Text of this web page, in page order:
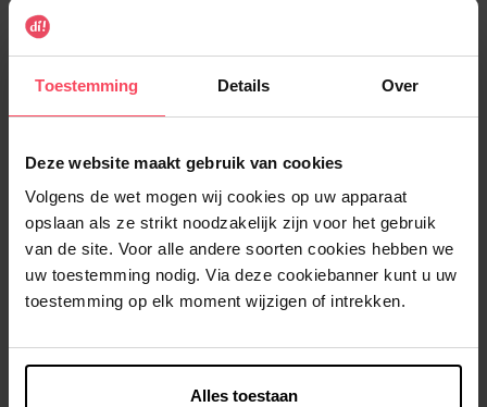
Toestemming Details Over
Deze website maakt gebruik van cookies
Volgens de wet mogen wij cookies op uw apparaat
opslaan als ze strikt noodzakelijk zijn voor het gebruik
van de site. Voor alle andere soorten cookies hebben we
uw toestemming nodig. Via deze cookiebanner kunt u uw
toestemming op elk moment wijzigen of intrekken.
Alles toestaan
Spray Deodorant Apollo
Deodorant
€ 7,49 € 7,49